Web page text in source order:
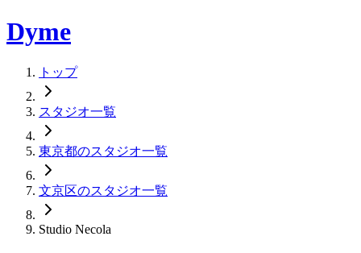
Dyme
トップ
スタジオ一覧
東京都のスタジオ一覧
文京区のスタジオ一覧
Studio Necola